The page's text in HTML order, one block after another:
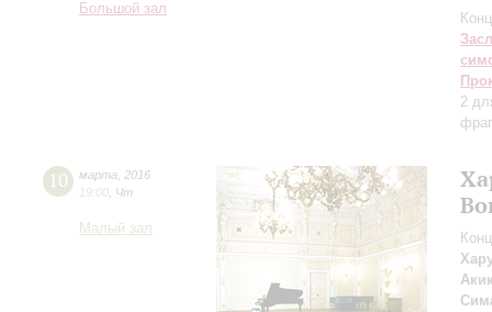
Большой зал
2
10 марта
2016
19:00 Чт
Малый зал